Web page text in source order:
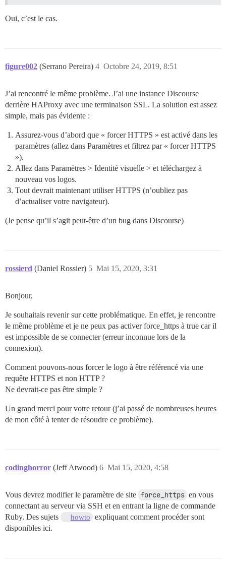
Oui, c’est le cas.
figure002 (Serrano Pereira) Octobre 24, 2019, 8:51
4
J’ai rencontré le même problème. J’ai une instance Discourse
derrière HAProxy avec une terminaison SSL. La solution est assez
simple, mais pas évidente :
Assurez-vous d’abord que « forcer HTTPS » est activé dans les
paramètres (allez dans Paramètres et filtrez par « forcer HTTPS
»).
Allez dans Paramètres > Identité visuelle > et téléchargez à
nouveau vos logos.
Tout devrait maintenant utiliser HTTPS (n’oubliez pas
d’actualiser votre navigateur).
(Je pense qu’il s’agit peut-être d’un bug dans Discourse)
rossierd (Daniel Rossier) Mai 15, 2020, 3:31
5
Bonjour,
Je souhaitais revenir sur cette problématique. En effet, je rencontre
le même problème et je ne peux pas activer force_https à true car il
est impossible de se connecter (erreur inconnue lors de la
connexion).
Comment pouvons-nous forcer le logo à être référencé via une
requête HTTPS et non HTTP ?
Ne devrait-ce pas être simple ?
Un grand merci pour votre retour (j’ai passé de nombreuses heures
de mon côté à tenter de résoudre ce problème).
codinghorror (Jeff Atwood) Mai 15, 2020, 4:58
6
Vous devrez modifier le paramètre de site force_https en vous
connectant au serveur via SSH et en entrant la ligne de commande
Ruby. Des sujets
howto
expliquant comment procéder sont
disponibles ici.